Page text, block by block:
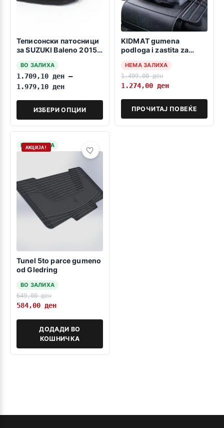
Теписонски патосници
за SUZUKI Baleno 2015-
ВО ЗАЛИХА
1.709,10 ден –
1.979,10 ден
ИЗБЕРИ ОПЦИИ
KIDMAT gumena
podloga i zastita za
НЕМА ЗАЛИХА
1.499,00ден
1.274,00 ден
ПРОЧИТАЈ ПОВЕЌЕ
НА ЗАЛИХА
АКЦИЈА!
Tunel 5to parce gumeno
od Gledring
ВО ЗАЛИХА
649,00ден
584,00 ден
ДОДАДИ ВО
КОШНИЧКА